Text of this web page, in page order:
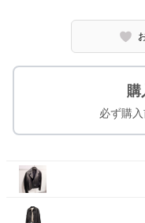
購
必ず購入